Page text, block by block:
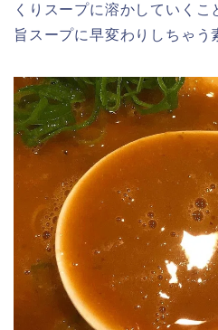
くりスープに溶かしていく
旨スープに早変わりしちゃう